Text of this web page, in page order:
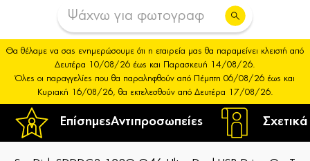
ΕπίσημεςΑντιπροσωπείες
Θα θέλαμε να σας ενημερώσουμε ότι η εταιρεία μας θα παραμείνει κλειστή από
Δευτέρα 10/08/26 έως και Παρασκευή 14/08/26.
Όλες οι παραγγελίες που θα παραληφθούν από Πέμπτη 06/08/26 έως και
Κυριακή 16/08/26, θα εκτελεσθούν από Δευτέρα 17/08/26.